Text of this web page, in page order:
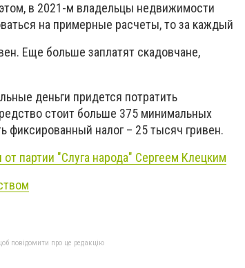
в 2021-м владельцы недвижимости
на примерные расчеты, то за каждый
Еще больше заплатят скадовчане,
деньги придется потратить
стоит больше 375 минимальных
фиксированный налог – 25 тысяч гривен.
партии "Слуга народа" Сергеем Клецким
повідомити про це редакцію